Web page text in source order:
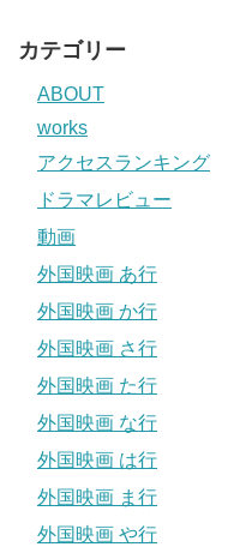
カテゴリー
ABOUT
works
アクセスランキング
ドラマレビュー
動画
外国映画 あ行
外国映画 か行
外国映画 さ行
外国映画 た行
外国映画 な行
外国映画 は行
外国映画 ま行
外国映画 や行